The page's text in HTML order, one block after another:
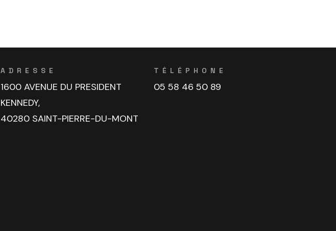
ADRESSE
1600 AVENUE DU PRESIDENT
KENNEDY,
40280 SAINT-PIERRE-DU-MONT
TÉLÉPHONE
05 58 46 50 89